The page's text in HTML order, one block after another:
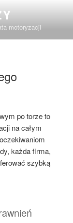
motoryzacji
po torze to
na całym
każda firma,
szybką